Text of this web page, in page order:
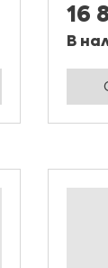
16
В